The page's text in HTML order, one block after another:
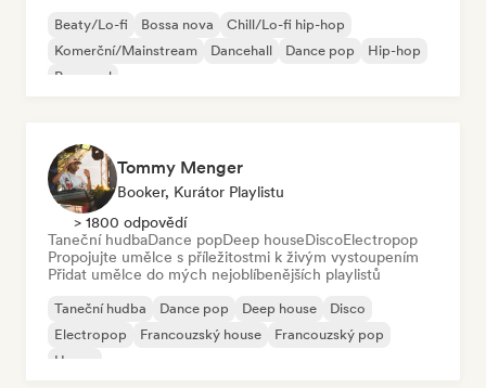
Beaty/Lo-fi Bossa nova
Chill/Lo-fi hip-hop
Komerční/Mainstream
Dancehall Dance pop
Hip-hop
Pop-soul
Tommy Menger
Booker, Kurátor Playlistu
> 1800 odpovědí
Taneční hudbaDance popDeep houseDiscoElectropop
Propojujte umělce s příležitostmi k živým vystoupením
Přidat umělce do mých nejoblíbenějších playlistů
Taneční hudba Dance pop Deep house
Disco
Electropop
Francouzský house
Francouzský pop
House